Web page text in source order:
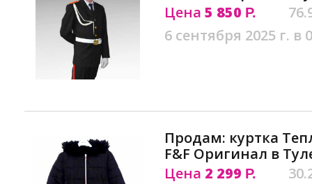
Цена 5 850 Р.
6 сентября 2025 г. в
Продам: куртка
F&F Оригинал в
Цена 2 299 Р.